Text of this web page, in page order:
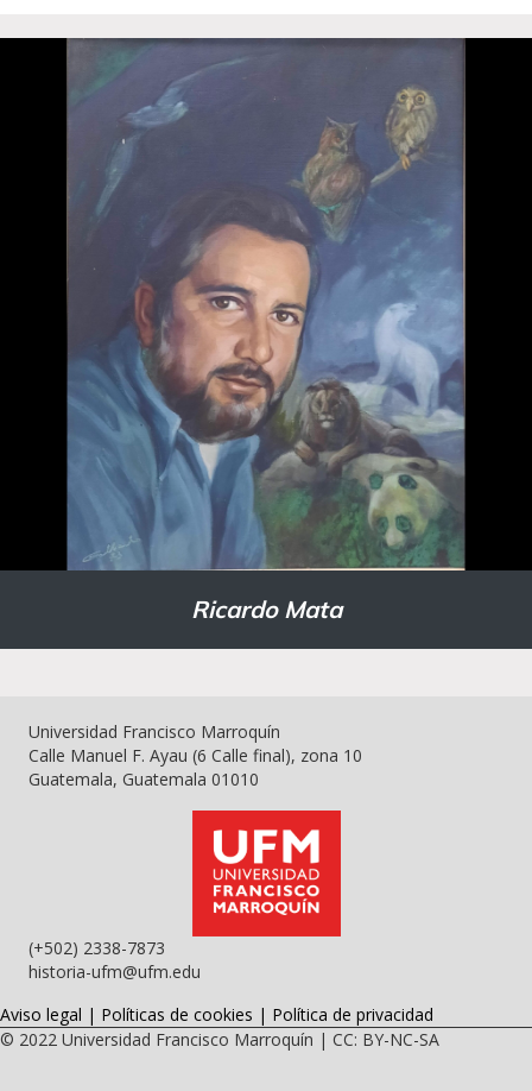
Ricardo Mata
Universidad Francisco Marroquín
Calle Manuel F. Ayau (6 Calle final), zona 10
Guatemala, Guatemala 01010
(+502) 2338-7873
historia-ufm@ufm.edu
Aviso legal | Políticas de cookies | Política de privacidad
© 2022 Universidad Francisco Marroquín | CC: BY-NC-SA